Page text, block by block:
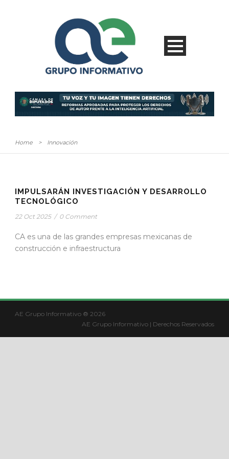
Home > Innovación
IMPULSARÁN INVESTIGACIÓN Y DESARROLLO
TECNOLÓGICO
22 Oct 2025 / 0 Comment
CA es una de las grandes empresas mexicanas de
construcción e infraestructura
AE Grupo Informativo ® 2026
AE Grupo Informativo | Derechos Reservados